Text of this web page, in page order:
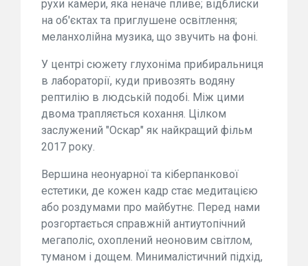
рухи камери, яка неначе пливе; відблиски
на об'єктах та приглушене освітлення;
меланхолійна музика, що звучить на фоні.
У центрі сюжету глухоніма прибиральниця
в лабораторії, куди привозять водяну
рептилію в людській подобі. Між цими
двома трапляється кохання. Цілком
заслужений "Оскар" як найкращий фільм
2017 року.
Вершина неонуарної та кіберпанкової
естетики, де кожен кадр стає медитацією
або роздумами про майбутнє. Перед нами
розгортається справжній антиутопічний
мегаполіс, охоплений неоновим світлом,
туманом і дощем. Минималістичний підхід,